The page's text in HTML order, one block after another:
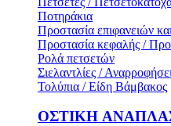
Ποτηράκια
Προστασία επιφανειών
Προστασία κεφαλής /
Ρολά πετσετών
Σιελαντλίες /
Τολύπια / Είδη Βάμβακος
ΟΣΤΙΚH